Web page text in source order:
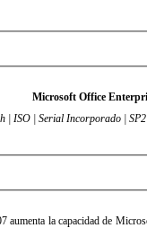
Microsoft Office
| ISO | Serial Incorporado |
aumenta la capacidad de